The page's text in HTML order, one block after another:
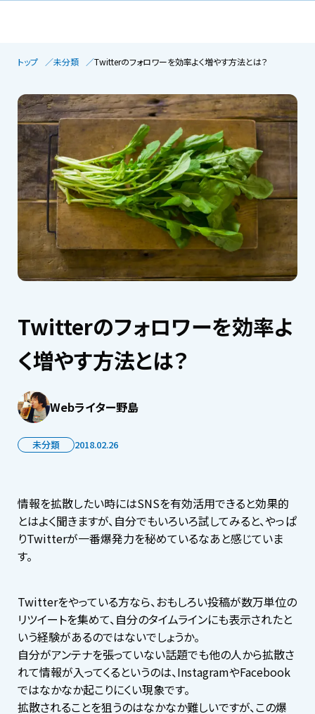
トップ 未分類 Twitterのフォロワーを効率よく増やす方法とは？
Twitterのフォロワーを効率よ
く増やす方法とは？
Webライター野島
未分類 2018.02.26
情報を拡散したい時にはSNSを有効活用できると効果的
とはよく聞きますが、自分でもいろいろ試してみると、やっぱ
りTwitterが一番爆発力を秘めているなあと感じていま
す。
Twitterをやっている方なら、おもしろい投稿が数万単位の
リツイートを集めて、自分のタイムラインにも表示されたと
いう経験があるのではないでしょうか。
自分がアンテナを張っていない話題でも他の人から拡散さ
れて情報が入ってくるというのは、InstagramやFacebook
ではなかなか起こりにくい現象です。
拡散されることを狙うのはなかなか難しいですが、この爆